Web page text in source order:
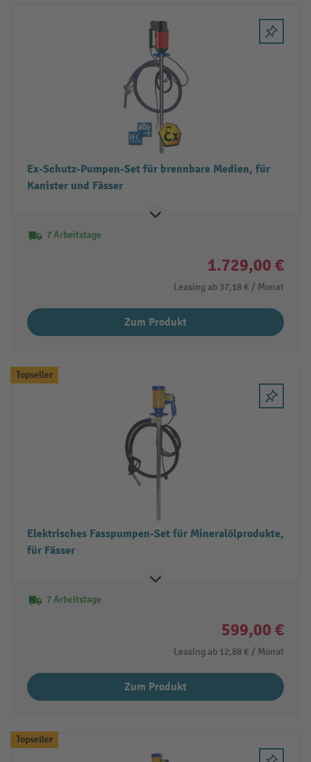
Ex-Schutz-Pumpen-Set für brennbare Medien, für
Kanister und Fässer
7 Arbeitstage
1.729,00 €
Leasing ab 37,18 € / Monat
Zum Produkt
Topseller
Elektrisches Fasspumpen-Set für Mineralölprodukte,
für Fässer
7 Arbeitstage
599,00 €
Leasing ab 12,88 € / Monat
Zum Produkt
Topseller